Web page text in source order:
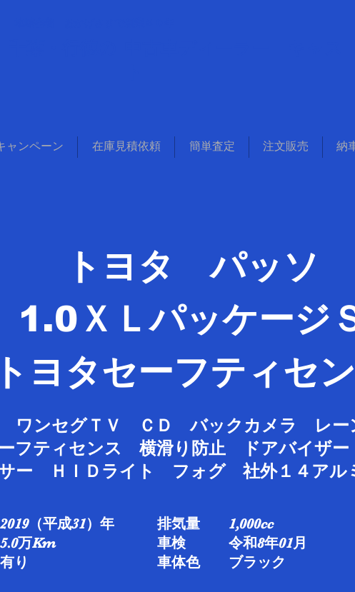
ャンペーン 在庫見積依頼 簡単査定 注文販売 納
トヨタ パッソ
​1.0ＸＬパッケージ
トヨタセーフティセ
ワンセグＴＶ ＣＤ バックカメラ レー
フティセンス 横滑り防止 ドアバイザ
サー ＨＩＤライト フォグ 社外１４ア
（平成31）年
万Km​
り
排気量 1,000cc
車検 令和8年01月
車体色 ブラック